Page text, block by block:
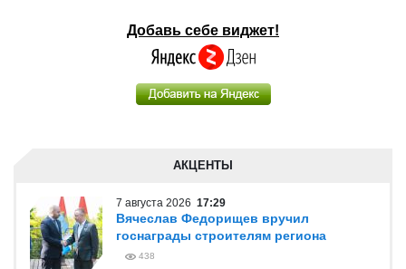
Добавь себе виджет!
АКЦЕНТЫ
7 августа 2026 17:29
Вячеслав Федорищев вручил
госнаграды строителям региона
438